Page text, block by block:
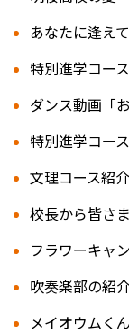
あなたに逢えて
特別進学コー
ダンス動画「
特別進学コー
文理コース紹介
校長から皆さ
フラワーキャ
吹奏楽部の紹
メイオウムく